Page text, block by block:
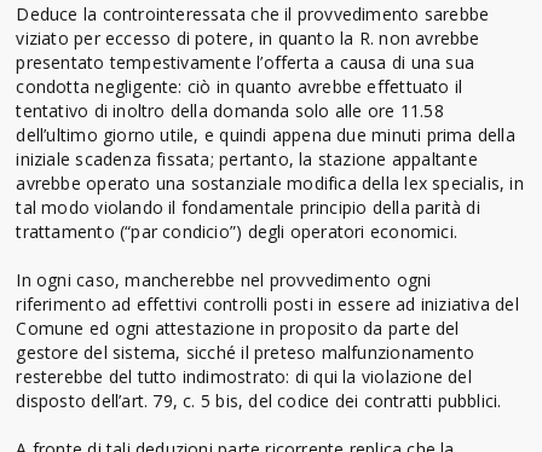
Deduce la controinteressata che il provvedimento sarebbe
viziato per eccesso di potere, in quanto la R. non avrebbe
presentato tempestivamente l’offerta a causa di una sua
condotta negligente: ciò in quanto avrebbe effettuato il
tentativo di inoltro della domanda solo alle ore 11.58
dell’ultimo giorno utile, e quindi appena due minuti prima della
iniziale scadenza fissata; pertanto, la stazione appaltante
avrebbe operato una sostanziale modifica della lex specialis, in
tal modo violando il fondamentale principio della parità di
trattamento (“par condicio”) degli operatori economici.
In ogni caso, mancherebbe nel provvedimento ogni
riferimento ad effettivi controlli posti in essere ad iniziativa del
Comune ed ogni attestazione in proposito da parte del
gestore del sistema, sicché il preteso malfunzionamento
resterebbe del tutto indimostrato: di qui la violazione del
disposto dell’art. 79, c. 5 bis, del codice dei contratti pubblici.